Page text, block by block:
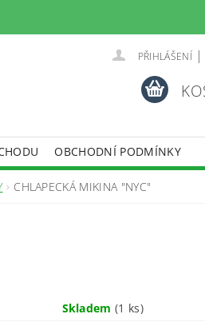
PŘIHLÁŠENÍ |
OBCHODNÍ PODMÍNKY
CHLAPECKÁ MIKINA "NYC"
Skladem(1 ks)